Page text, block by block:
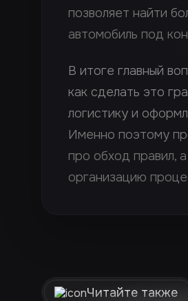
позволяет найти
автомобиль под
В итоге главный
как сделать это
логистику и
Именно поэтому
про обход правил,
организацию
Читайте также